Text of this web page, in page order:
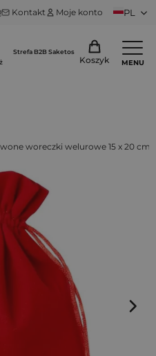
Kontakt Moje konto PL
Strefa B2B Saketos
Koszyk MENU
woreczki welurowe 15 x 20 cm,